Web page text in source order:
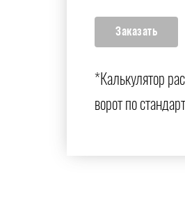
*Калькулятор
ворот по